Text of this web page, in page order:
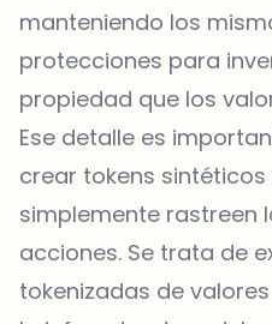
manteniendo los
protecciones para
propiedad que los
Ese detalle es
crear tokens
simplemente rastreen
acciones. Se trata de
tokenizadas de